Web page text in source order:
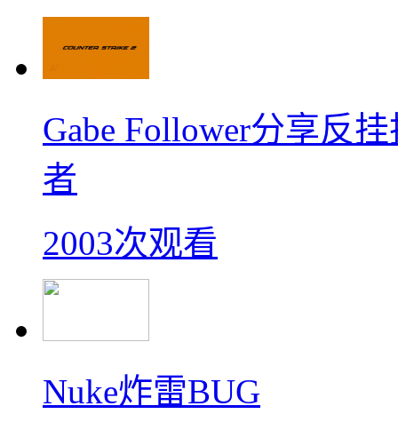
Gabe Follower分享反
者
2003次观看
Nuke炸雷BUG